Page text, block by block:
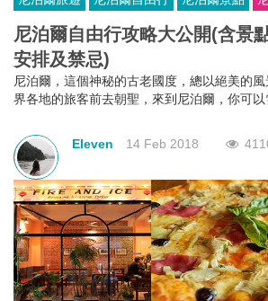
尼泊爾自由行攻略大公開(含景
安排及禁忌)​
尼泊爾，這個神秘的古老國度，總以絕美的
界各地的旅客前去朝聖，來到尼泊爾，你可以
略告訴你！
Eleven 14 Feb 2018